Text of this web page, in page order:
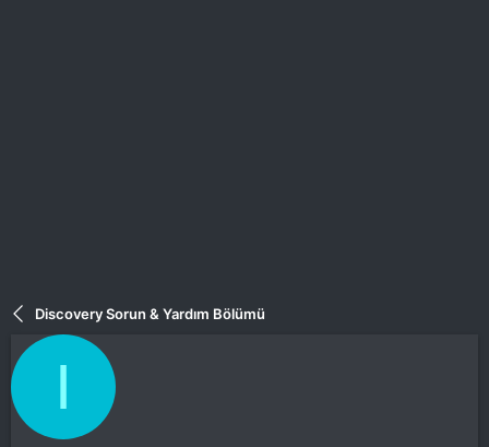
Discovery Sorun & Yardım Bölümü
I